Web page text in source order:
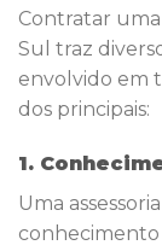
Contratar uma
Sul traz
envolvido em
dos principais:
1.
Uma
conhecimento